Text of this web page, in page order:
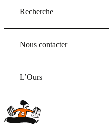
Recherche
Nous contacter
L’Ours